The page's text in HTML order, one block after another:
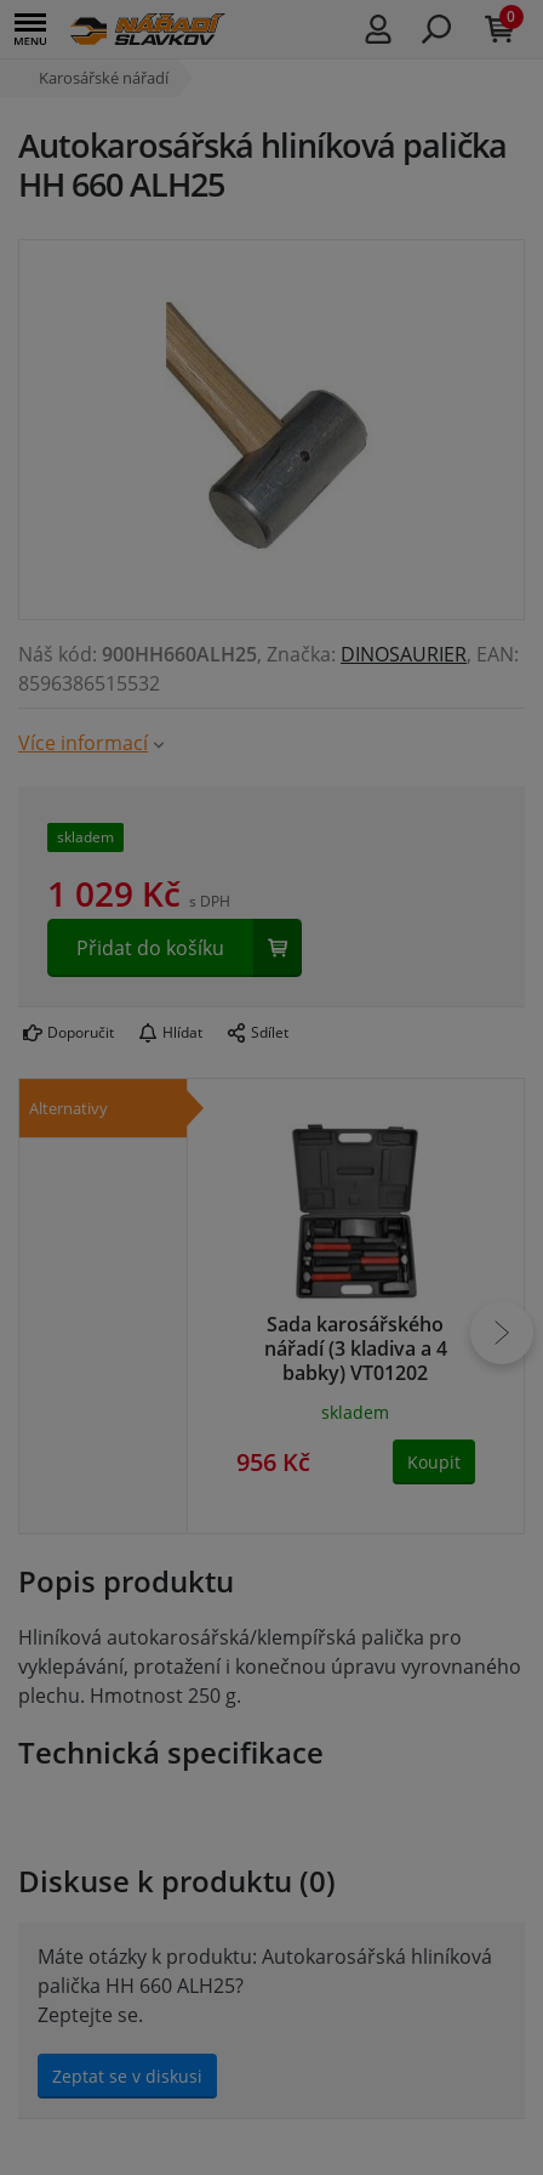
0
Karosářské nářadí
Autokarosářská hliníková palička
HH 660 ALH25
Náš kód: 900HH660ALH25, Značka: DINOSAURIER, EAN:
8596386515532
Více informací
skladem
1 029 Kč s DPH
Přidat do košíku
Doporučit Hlídat Sdílet
Alternativy
Sada karosářského
nářadí (3 kladiva a 4
babky) VT01202
skladem
956 Kč Koupit
Popis produktu
Hliníková autokarosářská/klempířská palička pro
vyklepávání, protažení i konečnou úpravu vyrovnaného
plechu. Hmotnost 250 g.
Technická specifikace
Diskuse k produktu (0)
Máte otázky k produktu: Autokarosářská hliníková
palička HH 660 ALH25?
Zeptejte se.
Zeptat se v diskusi